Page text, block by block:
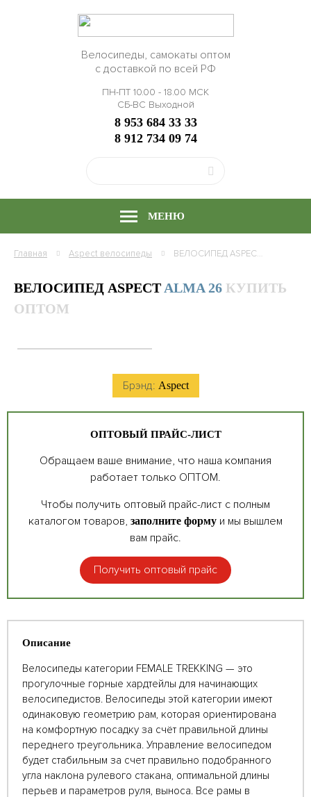
Велосипеды, самокаты оптом
с доставкой по всей РФ
ПН-ПТ 10.00 - 18.00 МСК
СБ-ВС Выходной
8 953 684 33 33
8 912 734 09 74
МЕНЮ
Главная Aspect велосипеды ВЕЛОСИПЕД ASPECT ALMA 26, РАМА АЛЮМИНИЙ, КУПИТЬ ОПТОМ
ВЕЛОСИПЕД ASPECT ALMA 26 КУПИТЬ
ОПТОМ
Брэнд: Aspect
ОПТОВЫЙ ПРАЙС-ЛИСТ
Обращаем ваше внимание, что наша компания
работает только ОПТОМ.
Чтобы получить оптовый прайс-лист с полным
каталогом товаров, заполните форму и мы вышлем
вам прайс.
Получить оптовый прайс
Описание
Велосипеды категории FEMALE TREKKING — это
прогулочные горные хардтейлы для начинающих
велосипедистов. Велосипеды этой категории имеют
одинаковую геометрию рам, которая ориентирована
на комфортную посадку за счёт правильной длины
переднего треугольника. Управление велосипедом
будет стабильным за счет правильно подобранного
угла наклона рулевого стакана, оптимальной длины
перьев и параметров руля, выноса. Все рамы в